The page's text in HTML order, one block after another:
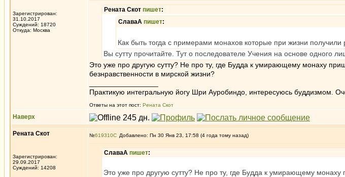
Зарегистрирован:
31.10.2017
Суждений: 18720
Откуда: Москва
Рената Скот пишет:
СлаваА пишет:
Как быть тогда с примерами монахов которые при жизни
Вы сутту прочитайте. Тут о последователе Учения на основе одного
Это уже про другую сутту? Не про ту, где Будда к умирающему монаху
безнравственности в мирской жизни?
Практикую интегральную йогу Шри Ауробиндо, интересуюсь буддизмом.
Ответы на этот пост: Рената Скот
Наверх
Рената Скот
Зарегистрирован:
29.09.2017
Суждений: 14208
№619310 Добавлено: Пн 30 Янв 23, 17:58 (4 года тому назад)
СлаваА пишет:
Это уже про другую сутту? Не про ту, где Будда к умирающему